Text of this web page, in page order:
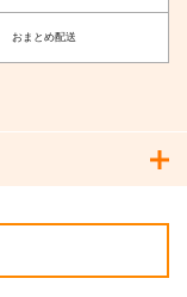
おまとめ配送